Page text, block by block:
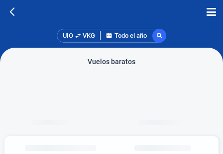
UIO VKG Todo el año
Vuelos baratos